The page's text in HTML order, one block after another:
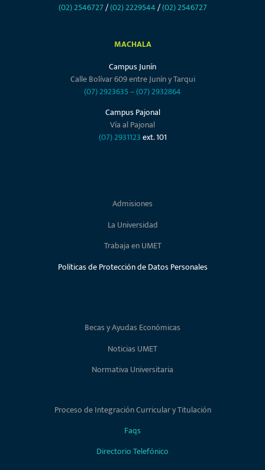
(02) 2546727/(02) 2229544/(02) 2546727
MACHALA
Campus Junín
Calle Bolívar 609 entre Junín y Tarqui
(07) 2923635–(07) 2932864
Campus Pajonal
Vía al Pajonal
(07) 2931123ext. 101
Admisiones
La Universidad
Trabaja en UMET
Políticas de Protección de Datos Personales
Becas y Ayudas Económicas
Noticias UMET
Normativa Universitaria
Proceso de Integración Curricular y Titulación
Faqs
Directorio Telefónico